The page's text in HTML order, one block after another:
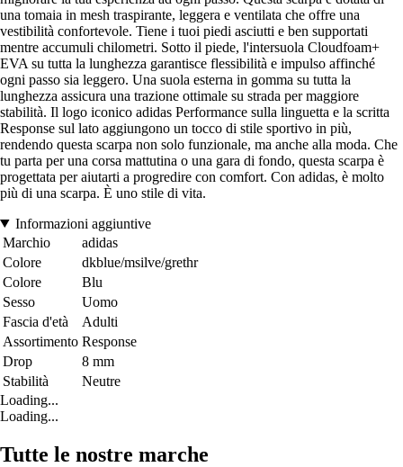
una tomaia in mesh traspirante, leggera e ventilata che offre una
vestibilità confortevole. Tiene i tuoi piedi asciutti e ben supportati
mentre accumuli chilometri. Sotto il piede, l'intersuola Cloudfoam+
EVA su tutta la lunghezza garantisce flessibilità e impulso affinché
ogni passo sia leggero. Una suola esterna in gomma su tutta la
lunghezza assicura una trazione ottimale su strada per maggiore
stabilità. Il logo iconico adidas Performance sulla linguetta e la scritta
Response sul lato aggiungono un tocco di stile sportivo in più,
rendendo questa scarpa non solo funzionale, ma anche alla moda. Che
tu parta per una corsa mattutina o una gara di fondo, questa scarpa è
progettata per aiutarti a progredire con comfort. Con adidas, è molto
più di una scarpa. È uno stile di vita.
Informazioni aggiuntive
Marchio
adidas
Colore
dkblue/msilve/grethr
Colore
Blu
Sesso
Uomo
Fascia d'età
Adulti
Assortimento Response
Drop
8 mm
Stabilità
Neutre
Loading...
Loading...
Tutte le nostre marche